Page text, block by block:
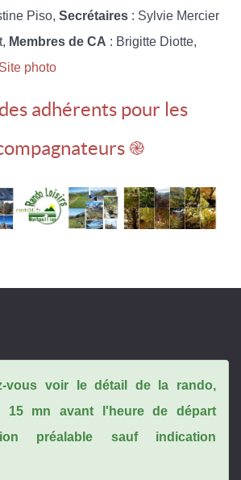
Piso, Secrétaires : Sylvie Mercier
Membres de CA : Brigitte Diotte,
Site photo
adhérents pour les
֎
vous voir le détail de la rando,
15 mn avant l'heure de départ
préalable sauf indication